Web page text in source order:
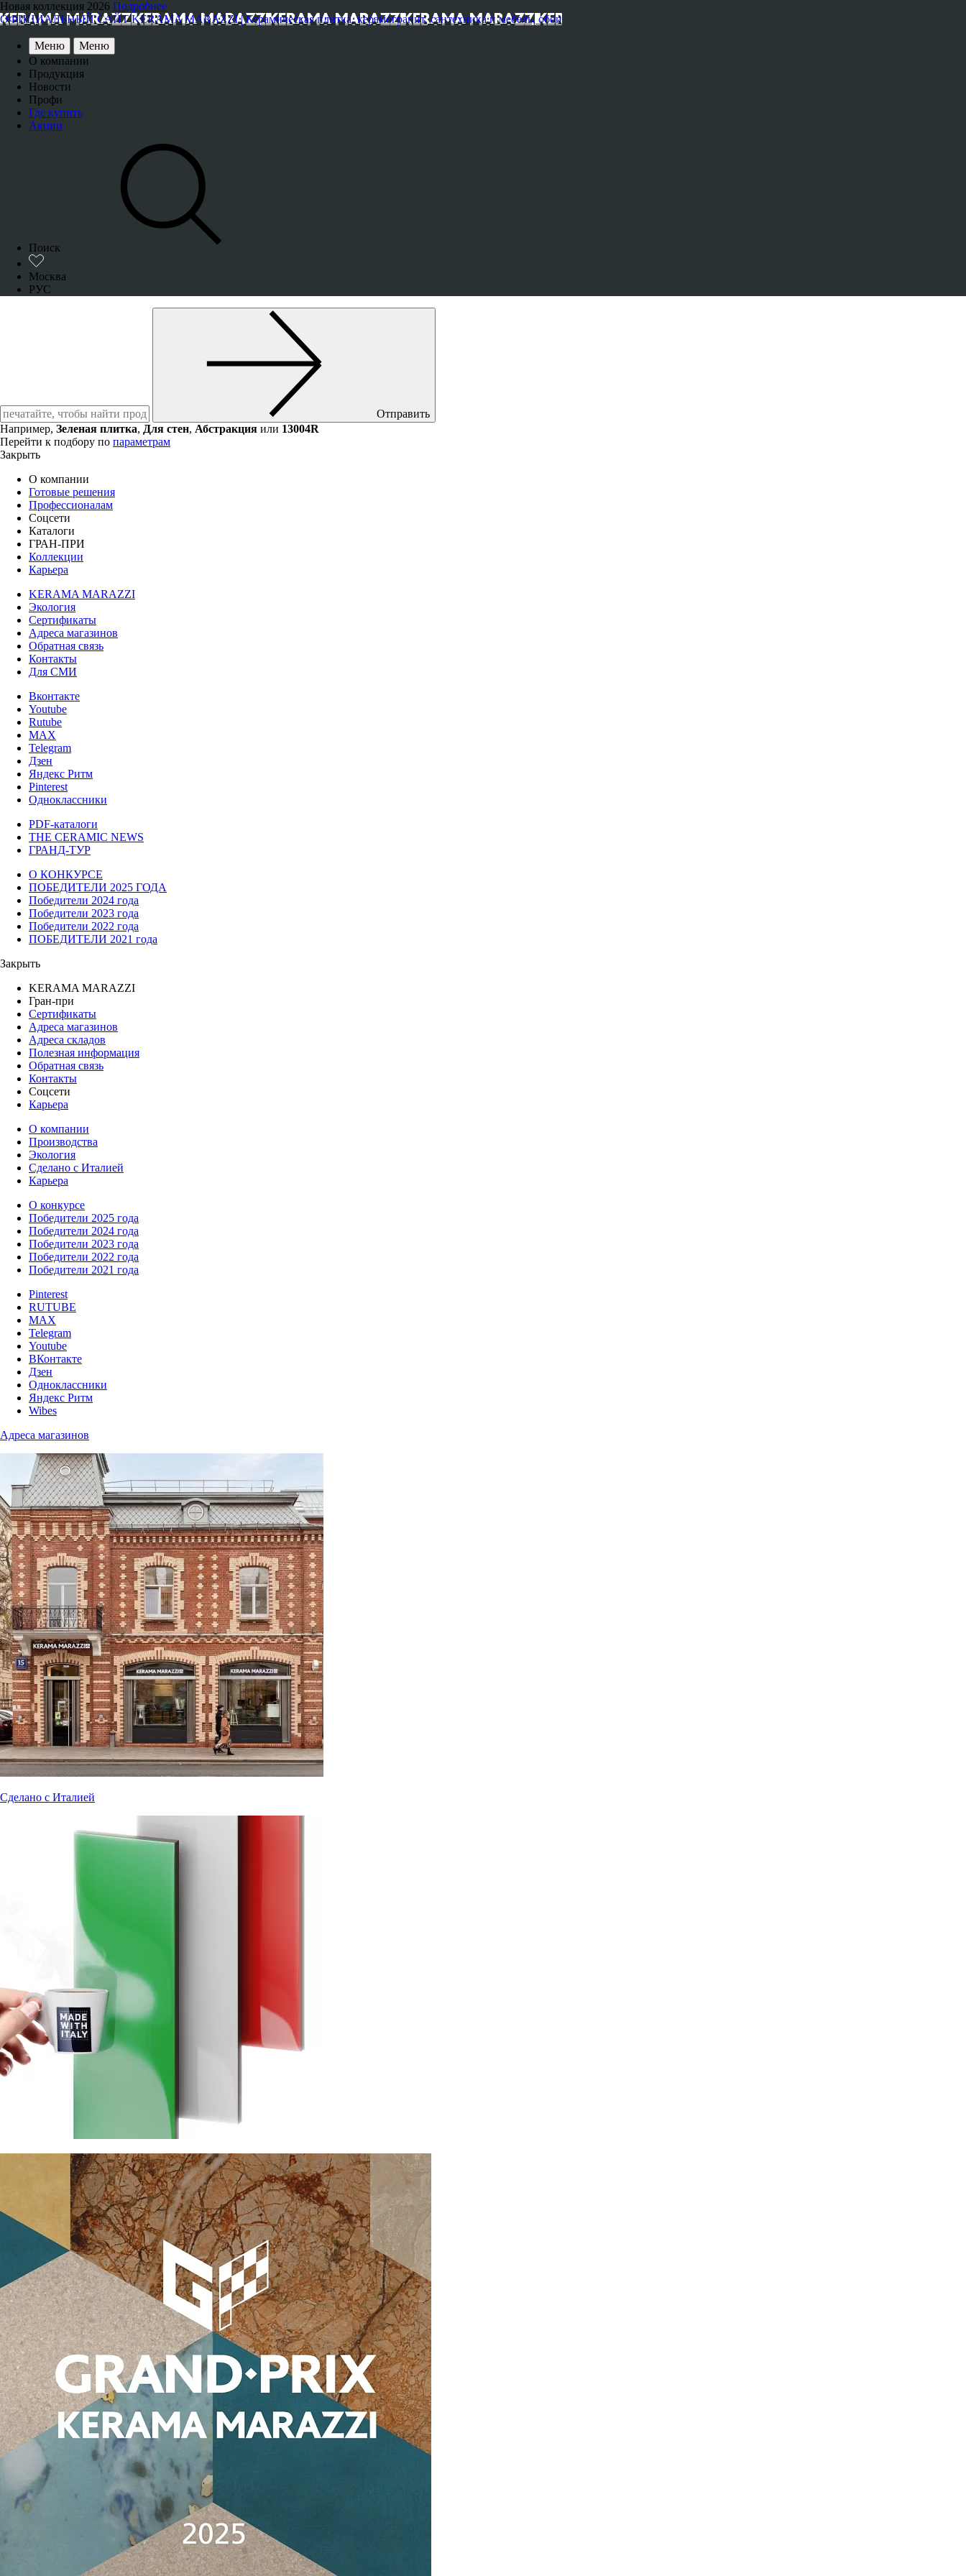
Новая коллекция 2026 Подробнее
ОФИЦИАЛЬНЫЙ САЙТ KERAMA MARAZZI | Керамическая плитка, керамогранит, сантехника и мебель, обои
Меню
Меню
О компании
Продукция
Новости
Профи
Где купить
Акции
Поиск
Москва
РУС
Отправить
Например, Зеленая плитка, Для стен, Абстракция или 13004R
Перейти к подбору по параметрам
Закрыть
О компании
Готовые решения
Профессионалам
Соцсети
Каталоги
ГРАН-ПРИ
Коллекции
Карьера
KERAMA MARAZZI
Экология
Сертификаты
Адреса магазинов
Обратная связь
Контакты
Для СМИ
Вконтакте
Youtube
Rutube
MAX
Telegram
Дзен
Яндекс Ритм
Pinterest
Одноклассники
PDF-каталоги
THE CERAMIC NEWS
ГРАНД-ТУР
О КОНКУРСЕ
ПОБЕДИТЕЛИ 2025 ГОДА
Победители 2024 года
Победители 2023 года
Победители 2022 года
ПОБЕДИТЕЛИ 2021 года
Закрыть
KERAMA MARAZZI
Гран-при
Сертификаты
Адреса магазинов
Адреса складов
Полезная информация
Обратная связь
Контакты
Соцсети
Карьера
О компании
Производства
Экология
Сделано с Италией
Карьера
О конкурсе
Победители 2025 года
Победители 2024 года
Победители 2023 года
Победители 2022 года
Победители 2021 года
Pinterest
RUTUBE
MAX
Telegram
Youtube
ВКонтакте
Дзен
Одноклассники
Яндекс Ритм
Wibes
Адреса магазинов
Сделано с Италией